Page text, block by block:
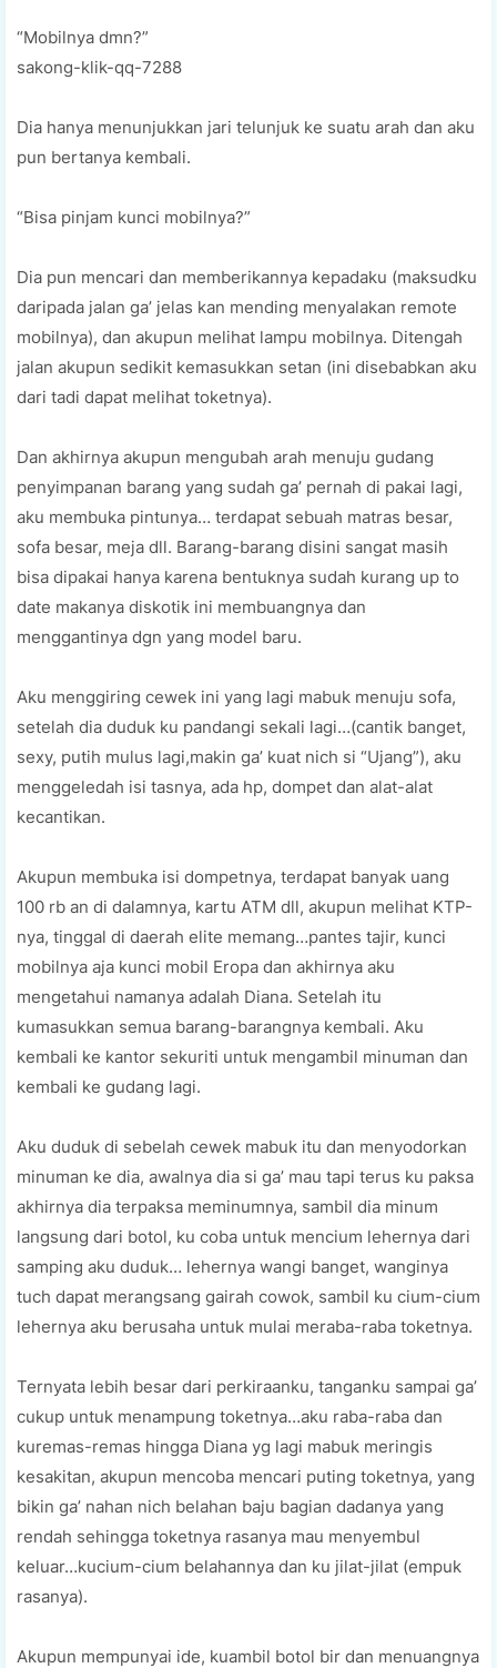
“Mobilnya dmn?”
sakong-klik-qq-7288
Dia hanya menunjukkan jari telunjuk ke suatu arah dan aku
pun bertanya kembali.
“Bisa pinjam kunci mobilnya?”
Dia pun mencari dan memberikannya kepadaku (maksudku
daripada jalan ga’ jelas kan mending menyalakan remote
mobilnya), dan akupun melihat lampu mobilnya. Ditengah
jalan akupun sedikit kemasukkan setan (ini disebabkan aku
dari tadi dapat melihat toketnya).
Dan akhirnya akupun mengubah arah menuju gudang
penyimpanan barang yang sudah ga’ pernah di pakai lagi,
aku membuka pintunya… terdapat sebuah matras besar,
sofa besar, meja dll. Barang-barang disini sangat masih
bisa dipakai hanya karena bentuknya sudah kurang up to
date makanya diskotik ini membuangnya dan
menggantinya dgn yang model baru.
Aku menggiring cewek ini yang lagi mabuk menuju sofa,
setelah dia duduk ku pandangi sekali lagi…(cantik banget,
sexy, putih mulus lagi,makin ga’ kuat nich si “Ujang”), aku
menggeledah isi tasnya, ada hp, dompet dan alat-alat
kecantikan.
Akupun membuka isi dompetnya, terdapat banyak uang
100 rb an di dalamnya, kartu ATM dll, akupun melihat KTP-
nya, tinggal di daerah elite memang…pantes tajir, kunci
mobilnya aja kunci mobil Eropa dan akhirnya aku
mengetahui namanya adalah Diana. Setelah itu
kumasukkan semua barang-barangnya kembali. Aku
kembali ke kantor sekuriti untuk mengambil minuman dan
kembali ke gudang lagi.
Aku duduk di sebelah cewek mabuk itu dan menyodorkan
minuman ke dia, awalnya dia si ga’ mau tapi terus ku paksa
akhirnya dia terpaksa meminumnya, sambil dia minum
langsung dari botol, ku coba untuk mencium lehernya dari
samping aku duduk… lehernya wangi banget, wanginya
tuch dapat merangsang gairah cowok, sambil ku cium-cium
lehernya aku berusaha untuk mulai meraba-raba toketnya.
Ternyata lebih besar dari perkiraanku, tanganku sampai ga’
cukup untuk menampung toketnya…aku raba-raba dan
kuremas-remas hingga Diana yg lagi mabuk meringis
kesakitan, akupun mencoba mencari puting toketnya, yang
bikin ga’ nahan nich belahan baju bagian dadanya yang
rendah sehingga toketnya rasanya mau menyembul
keluar…kucium-cium belahannya dan ku jilat-jilat (empuk
rasanya).
Akupun mempunyai ide, kuambil botol bir dan menuangnya